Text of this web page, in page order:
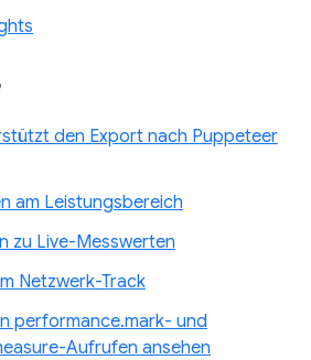
den Export nach Puppeteer
am Leistungsbereich
zu Live-Messwerten
Netzwerk-Track
performance.mark- und
Aufrufen ansehen